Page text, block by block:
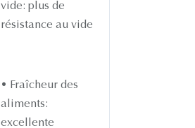
vide: plus de
résistance au vide
• Fraîcheur des
aliments:
excellente